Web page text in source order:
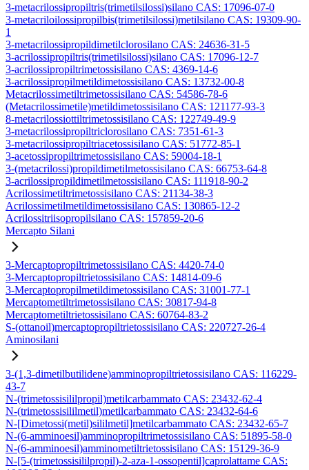
3-metacrilossipropiltris(trimetilsilossi)silano CAS: 17096-07-0
3-metacriloilossipropilbis(trimetilsilossi)metilsilano CAS: 19309-90-
1
3-metacrilossipropildimetilclorosilano CAS: 24636-31-5
3-acrilossipropiltris(trimetilsilossi)silano CAS: 17096-12-7
3-acrilossipropiltrimetossisilano CAS: 4369-14-6
3-acrilossipropilmetildimetossisilano CAS: 13732-00-8
Metacrilossimetiltrimetossisilano CAS: 54586-78-6
(Metacrilossimetile)metildimetossisilano CAS: 121177-93-3
8-metacrilossiottiltrimetossisilano CAS: 122749-49-9
3-metacrilossipropiltriclorosilano CAS: 7351-61-3
3-metacrilossipropiltriacetossisilano CAS: 51772-85-1
3-acetossipropiltrimetossisilano CAS: 59004-18-1
3-(metacrilossi)propildimetilmetossisilano CAS: 66753-64-8
3-acrilossipropildimetilmetossisilano CAS: 111918-90-2
Acrilossimetiltrimetossisilano CAS: 21134-38-3
Acrilossimetilmetildimetossisilano CAS: 130865-12-2
Acrilossitriisopropilsilano CAS: 157859-20-6
Mercapto Silani
3-Mercaptopropiltrimetossisilano CAS: 4420-74-0
3-Mercaptopropiltrietossisilano CAS: 14814-09-6
3-Mercaptopropilmetildimetossisilano CAS: 31001-77-1
Mercaptometiltrimetossisilano CAS: 30817-94-8
Mercaptometiltrietossisilano CAS: 60764-83-2
S-(ottanoil)mercaptopropiltrietossisilano CAS: 220727-26-4
Aminosilani
3-(1,3-dimetilbutilidene)amminopropiltrietossisilano CAS: 116229-
43-7
N-(trimetossisililpropil)metilcarbammato CAS: 23432-62-4
N-(trimetossisililmetil)metilcarbammato CAS: 23432-64-6
N-[Dimetossi(metil)sililmetil]metilcarbammato CAS: 23432-65-7
N-(6-amminoesil)amminopropiltrimetossisilano CAS: 51895-58-0
N-(6-amminoesil)amminometiltrietossisilano CAS: 15129-36-9
N-[5-(trimetossisililpropil)-2-aza-1-ossopentil]caprolattame CAS: